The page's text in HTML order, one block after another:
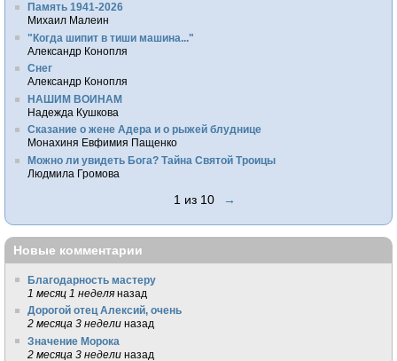
Память 1941-2026
Михаил Малеин
"Когда шипит в тиши машина..."
Александр Конопля
Снег
Александр Конопля
НАШИМ ВОИНАМ
Надежда Кушкова
Сказание о жене Адера и о рыжей блуднице
Монахиня Евфимия Пащенко
Можно ли увидеть Бога? Тайна Святой Троицы
Людмила Громова
1 из 10 →
Новые комментарии
Благодарность мастеру
1 месяц 1 неделя назад
Дорогой отец Алексий, очень
2 месяца 3 недели назад
Значение Морока
2 месяца 3 недели назад